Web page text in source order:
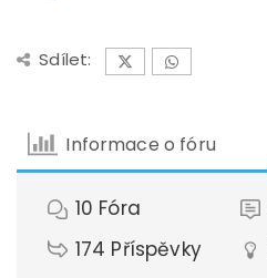
Sdílet:
Informace o fóru
10 Fóra
174 Příspěvky